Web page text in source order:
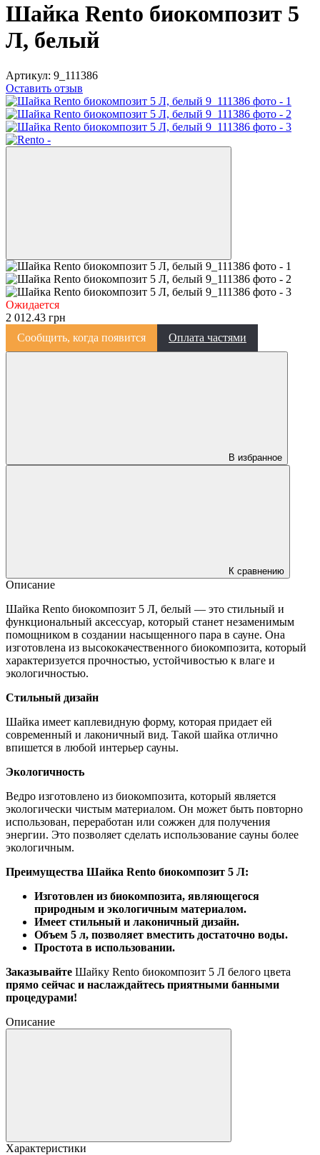
Шайка Rento биокомпозит 5
Л, белый
Артикул: 9_111386
Оставить отзыв
Ожидается
2 012.43 грн
Сообщить, когда появится
Оплата частями
В избранное
К сравнению
Описание
Шайка Rento биокомпозит 5 Л, белый — это стильный и
функциональный аксессуар, который станет незаменимым
помощником в создании насыщенного пара в сауне. Она
изготовлена из высококачественного биокомпозита, который
характеризуется прочностью, устойчивостью к влаге и
экологичностью.
Стильный дизайн
Шайка имеет каплевидную форму, которая придает ей
современный и лаконичный вид. Такой шайка отлично
впишется в любой интерьер сауны.
Экологичность
Ведро изготовлено из биокомпозита, который является
экологически чистым материалом. Он может быть повторно
использован, переработан или сожжен для получения
энергии. Это позволяет сделать использование сауны более
экологичным.
Преимущества Шайка Rento биокомпозит 5 Л:
Изготовлен из биокомпозита, являющегося
природным и экологичным материалом.
Имеет стильный и лаконичный дизайн.
Объем 5 л, позволяет вместить достаточно воды.
Простота в использовании.
Заказывайте Шайку Rento биокомпозит 5 Л белого цвета
прямо сейчас и наслаждайтесь приятными банными
процедурами!
Описание
Характеристики